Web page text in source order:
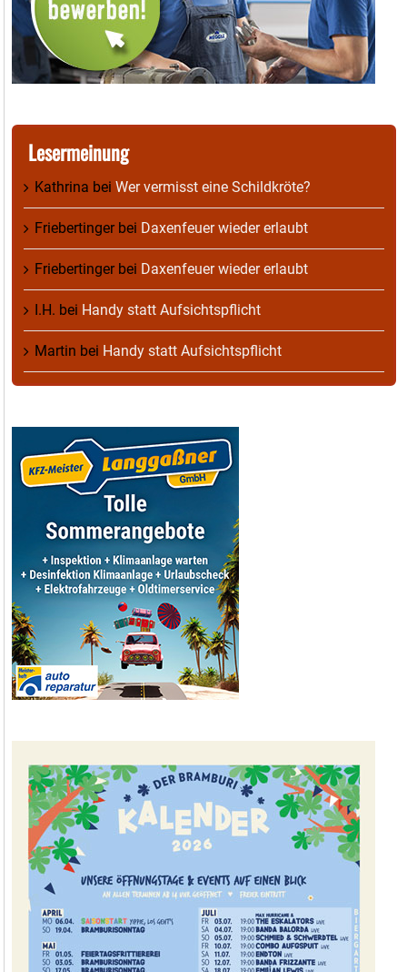
Lesermeinung
Kathrina bei Wer vermisst eine Schildkröte?
Friebertingerbei Daxenfeuer wieder erlaubt
Friebertingerbei Daxenfeuer wieder erlaubt
I.H. bei Handy statt Aufsichtspflicht
Martin bei Handy statt Aufsichtspflicht